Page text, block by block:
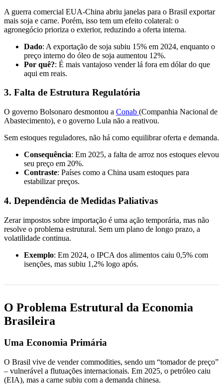
A guerra comercial EUA-China abriu janelas para o Brasil exportar
mais soja e carne. Porém, isso tem um efeito colateral: o
agronegócio prioriza o exterior, reduzindo a oferta interna.
Dado: A exportação de soja subiu 15% em 2024, enquanto o
preço interno do óleo de soja aumentou 12%.
Por quê?: É mais vantajoso vender lá fora em dólar do que
aqui em reais.
3. Falta de Estrutura Regulatória
O governo Bolsonaro desmontou a Conab (Companhia Nacional de
Abastecimento), e o governo Lula não a reativou.
Sem estoques reguladores, não há como equilibrar oferta e demanda.
Consequência: Em 2025, a falta de arroz nos estoques elevou
seu preço em 20%.
Contraste: Países como a China usam estoques para
estabilizar preços.
4. Dependência de Medidas Paliativas
Zerar impostos sobre importação é uma ação temporária, mas não
resolve o problema estrutural. Sem um plano de longo prazo, a
volatilidade continua.
Exemplo: Em 2024, o IPCA dos alimentos caiu 0,5% com
isenções, mas subiu 1,2% logo após.
O Problema Estrutural da Economia
Brasileira
Uma Economia Primária
O Brasil vive de vender commodities, sendo um “tomador de preço”
– vulnerável a flutuações internacionais. Em 2025, o petróleo caiu
(EIA), mas a carne subiu com a demanda chinesa.